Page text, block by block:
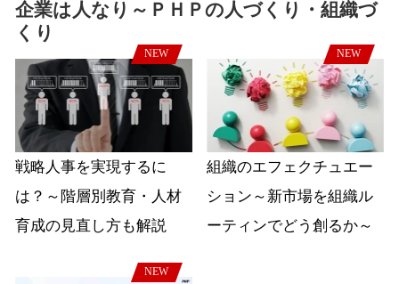
企業は人なり～ＰＨＰの人づくり・組織づ
くり
NEW
戦略人事を実現するに
は？～階層別教育・人材
育成の見直し方も解説
NEW
組織のエフェクチュエー
ション～新市場を組織ル
ーティンでどう創るか～
NEW